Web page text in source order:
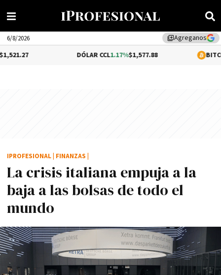
library_addAgreganos
6/8/2026
1.17%$1,577.88 0.05%
La crisis italiana empuja a la
baja a las bolsas de todo el
mundo
IPROFESIONAL FINANZAS